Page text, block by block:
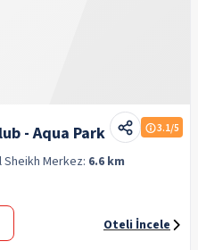
- Aqua Park 3.1/5
Sheikh Merkez: 6.6 km
Oteli İncele